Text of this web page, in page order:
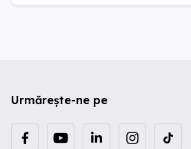
Urmărește-ne pe